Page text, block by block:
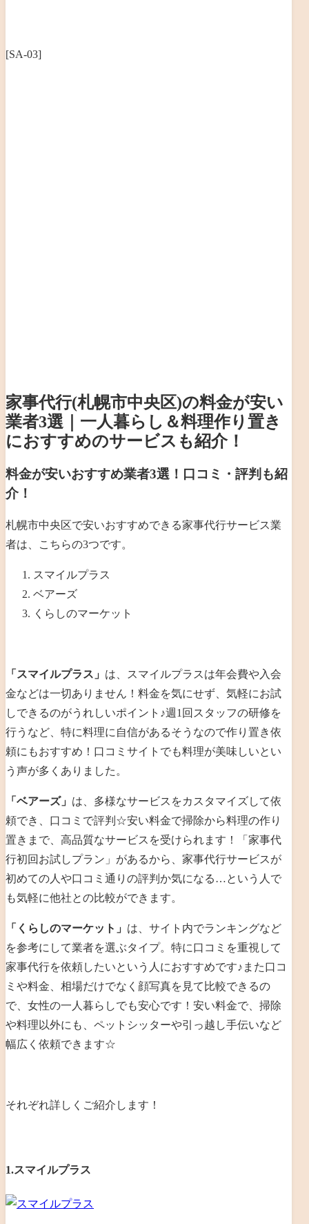
[SA-03]
家事代行(札幌市中央区)の料金が安い
業者3選｜一人暮らし＆料理作り置き
におすすめのサービスも紹介！
料金が安いおすすめ業者3選！口コミ・評判も紹
介！
札幌市中央区で安いおすすめできる家事代行サービス業
者は、こちらの3つです。
スマイルプラス
ベアーズ
くらしのマーケット
「スマイルプラス」 は、
スマイルプラスは年会費や入会
金などは一切ありません！料金を気にせず、気軽にお試
しできるのがうれしいポイント♪週1回スタッフの研修を
行うなど、特に料理に自信があるそうなので作り置き依
頼にもおすすめ！口コミサイトでも料理が美味しいとい
う声が多くありました。
「ベアーズ」 は、多様なサービスをカスタマイズして依
頼でき、口コミで評判☆安い料金で掃除から料理の作り
置きまで、高品質なサービスを受けられます！
「家事代
行初回お試しプラン」があるから、家事代行サービスが
初めての人や口コミ通りの評判か気になる…という人で
も気軽に他社との比較ができます。
「くらしのマーケット」 は、サイト内でランキングなど
を参考にして業者を選ぶタイプ。 特に口コミを重視して
家事代行を依頼したいという人におすすめです♪また口コ
ミや料金、相場だけでなく 顔写真を見て比較できるの
で、女性の一人暮らしでも安心です！安い料金で、掃除
や料理以外にも、ペットシッターや引っ越し手伝いなど
幅広く依頼できます☆
それぞれ詳しくご紹介します！
1.スマイルプラス